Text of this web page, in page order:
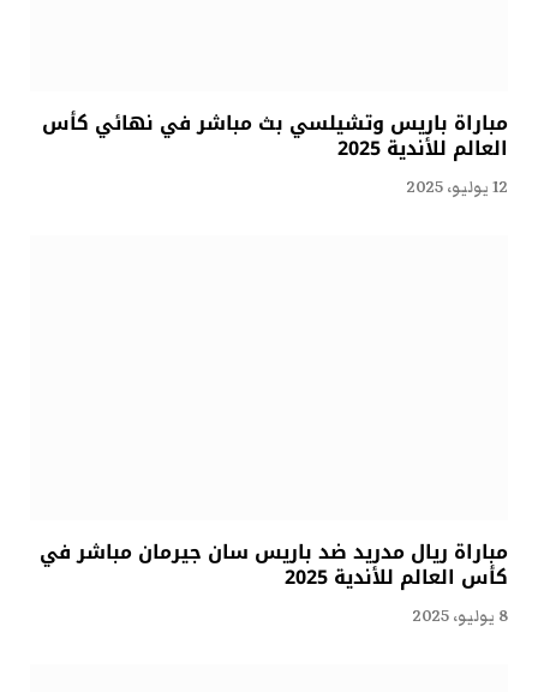
مباراة باريس وتشيلسي بث مباشر في نهائي كأس
العالم للأندية 2025
12 يوليو، 2025
مباراة ريال مدريد ضد باريس سان جيرمان مباشر في
كأس العالم للأندية 2025
8 يوليو، 2025